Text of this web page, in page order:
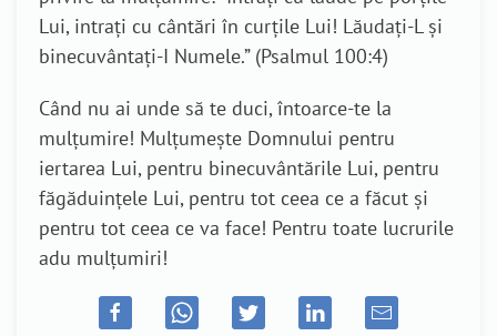
Lui, intraţi cu cântări în curţile Lui! Lăudaţi-L şi
binecuvântaţi-I Numele.” (Psalmul 100:4)
Când nu ai unde să te duci, întoarce-te la
mulțumire! Mulțumește Domnului pentru
iertarea Lui, pentru binecuvântările Lui, pentru
făgăduințele Lui, pentru tot ceea ce a făcut și
pentru tot ceea ce va face! Pentru toate lucrurile
adu mulțumiri!